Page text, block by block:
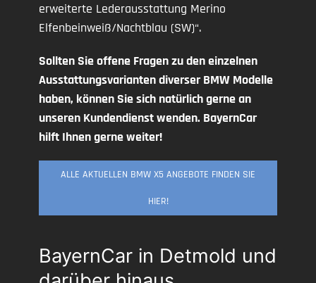
erweiterte Lederausstattung Merino
Elfenbeinweiß/Nachtblau (SW)“.
Sollten Sie offene Fragen zu den einzelnen
Ausstattungsvarianten diverser BMW Modelle
haben, können Sie sich natürlich gerne an
unseren Kundendienst wenden. BayernCar
hilft Ihnen gerne weiter!
ALLE AKTUELLEN BMW X5 ANGEBOTE FINDEN SIE
HIER!
BayernCar in Detmold und